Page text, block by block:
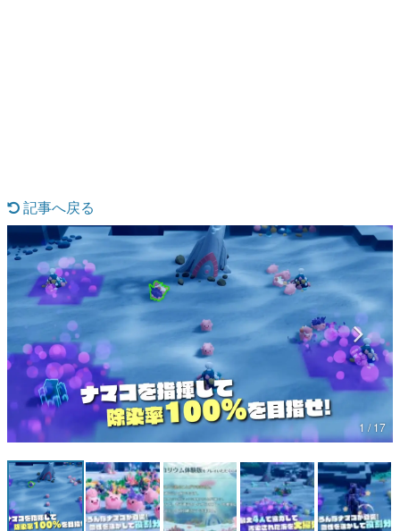
なんでゲームは面白い？
ゲーム開発者・hamatsu氏がゲームの魅力を画面や操作の
具体的な形から解き明かしていく、硬派で骨太な評論連載
です。
ゲームが変えた日本語
「経験値」「裏技」「ラスボス」… ゲームにまつわる言葉
の起源や用法の変遷を、コンピューター文化史研究家・タ
イニーP氏が徹底調査。
カテゴリ
マンガ
女性向け
記事へ戻る
1 / 17